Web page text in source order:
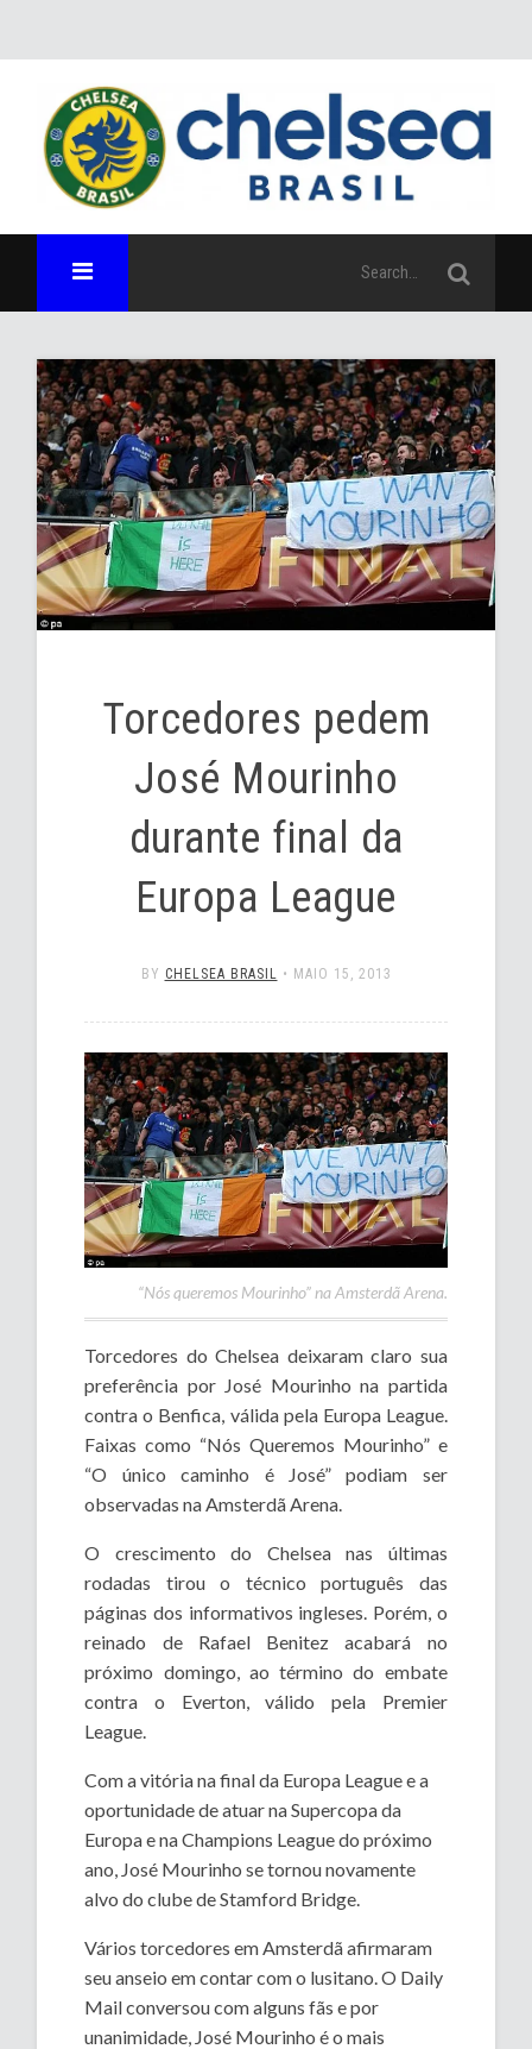
Torcedores pedem
José Mourinho
durante final da
Europa League
BY CHELSEA BRASIL • MAIO 15, 2013
“Nós queremos Mourinho” na Amsterdã Arena.
Torcedores do Chelsea deixaram claro sua
preferência por José Mourinho na partida
contra o Benfica, válida pela Europa League.
Faixas como “Nós Queremos Mourinho” e
“O único caminho é José” podiam ser
observadas na Amsterdã Arena.
O crescimento do Chelsea nas últimas
rodadas tirou o técnico português das
páginas dos informativos ingleses. Porém, o
reinado de Rafael Benitez acabará no
próximo domingo, ao término do embate
contra o Everton, válido pela Premier
League.
Com a vitória na final da Europa League e a
oportunidade de atuar na Supercopa da
Europa e na Champions League do próximo
ano, José Mourinho se tornou novamente
alvo do clube de Stamford Bridge.
Vários torcedores em Amsterdã afirmaram
seu anseio em contar com o lusitano. O Daily
Mail conversou com alguns fãs e por
unanimidade, José Mourinho é o mais